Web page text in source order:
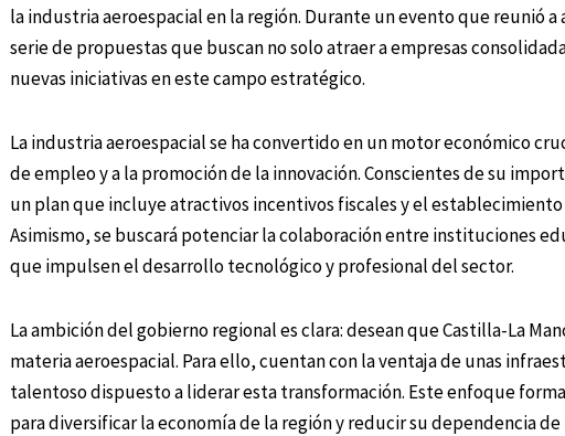
la industria aeroespacial en la región. Durante un evento que reunió
serie de propuestas que buscan no solo atraer a empresas
nuevas iniciativas en este campo estratégico.
La industria aeroespacial se ha convertido en un motor económico
de empleo y a la promoción de la innovación. Conscientes de su
un plan que incluye atractivos incentivos fiscales y el
Asimismo, se buscará potenciar la colaboración entre instituciones
que impulsen el desarrollo tecnológico y profesional del sector.
La ambición del gobierno regional es clara: desean que Castilla-La
materia aeroespacial. Para ello, cuentan con la ventaja de unas
talentoso dispuesto a liderar esta transformación. Este enfoque
para diversificar la economía de la región y reducir su dependencia